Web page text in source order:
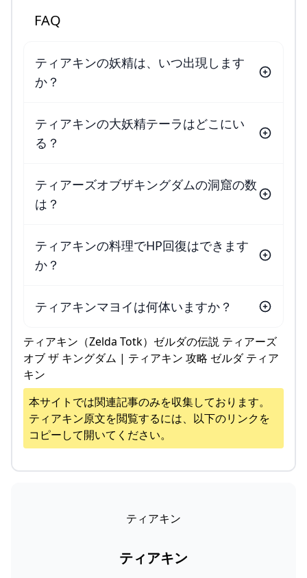
FAQ
ティアキンの妖精は、いつ出現します
か？
ティアキンの大妖精テーラはどこにい
る？
ティアーズオブザキングダムの洞窟の数
は？
ティアキンの料理でHP回復はできます
か？
ティアキンマヨイは何体いますか？
ティアキン（Zelda Totk）ゼルダの伝説 ティアーズ
オブ ザ キングダム | ティアキン 攻略 ゼルダ ティア
キン
本サイトでは関連記事のみを収集しております。
ティアキン原文を閲覧するには、以下のリンクを
コピーして開いてください。
ティアキン
ティアキン